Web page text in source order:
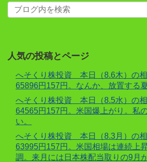
人気の投稿とページ
へそくり株投資 本日（8.6木）の
65896円157円。なんか、放置する
へそくり株投資 本日（8.5水）の
64565円157円。米国爆上がり。私
い。
へそくり株投資 本日（8.3月）の
63995円157円。米国相場は連続上
調。来月には日本株配当取りの9月